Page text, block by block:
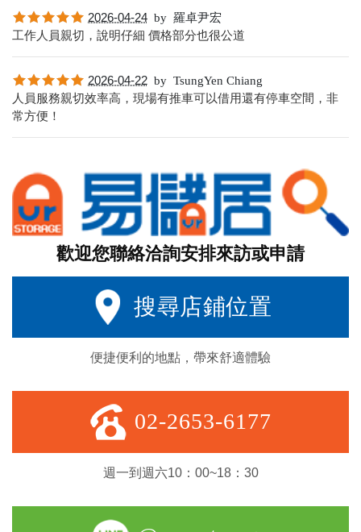
2026-04-24 by 羅卓尹宏
工作人員親切，說明仔細 價格部分也很公道
2026-04-22 by TsungYen Chiang
人員服務親切效率高，現場有推車可以借用還有停車空間，非
常方便！
歡迎您聯絡洽詢安排來訪或申請
搜尋店鋪位置
便捷便利的地點，帶來舒適體驗
02-2653-6177
週一到週六10：00~18：30